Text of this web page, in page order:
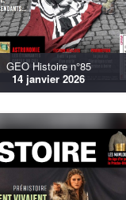
GEO Histoire n°85
14 janvier 2026